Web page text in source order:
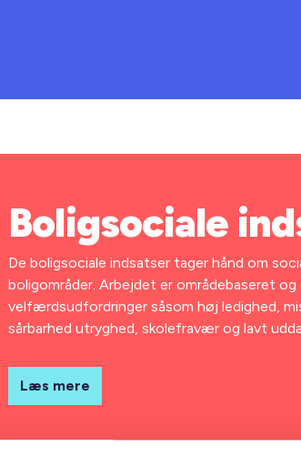
Boligsociale
De boligsociale indsatser tager hånd om
boligområder. Arbejdet er områdebaseret
velfærdsudfordringer såsom høj ledighed,
sårbarhed utryghed, skolefravær og lavt
Læs mere